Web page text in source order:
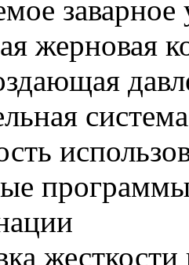
жерновая